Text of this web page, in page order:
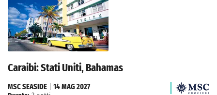
Caraibi: Stati Uniti, Bahamas
MSC SEASIDE
14 MAG 2027